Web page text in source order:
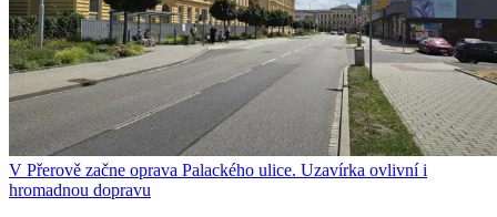
V Přerově začne oprava Palackého ulice. Uzavírka ovlivní i
hromadnou dopravu